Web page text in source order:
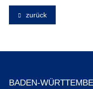
zurück
BADEN-